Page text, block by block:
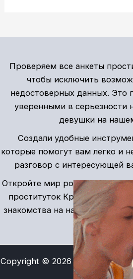
Проверяем все анкеты
чтобы исключить
недостоверных данных. Это
уверенными в серьезности
девушки на
Создали удобные
которые помогут вам легко и
разговор с интересующей
Откройте мир романтики с
проституток Краснодара.
знакомства на нашем сайте
Copyright © 2026 Индивидуалки